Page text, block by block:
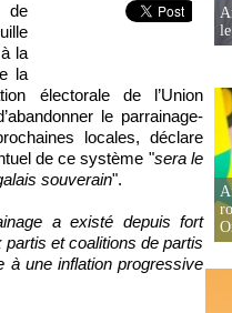
la
la
électorale de l’Union
le parrainage-
locales, déclare
de ce système "sera le
souverain".
a existé depuis fort
partis et coalitions de partis
à une inflation progressive